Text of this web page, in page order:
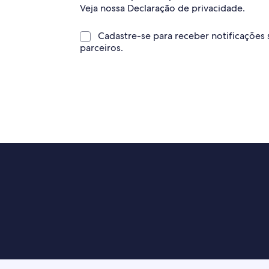
Veja nossa Declaração de privacidade.
Cadastre-se para receber
parceiros.